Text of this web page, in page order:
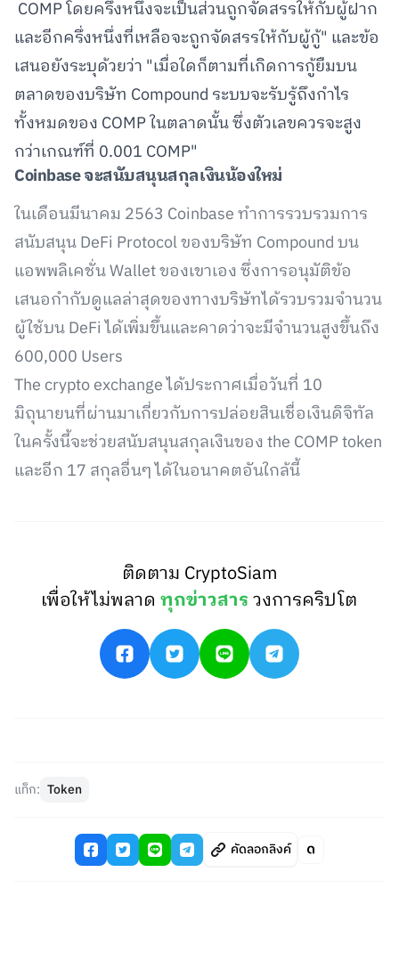
COMP โดยครึ่งหนึ่งจะเป็นส่วนถูกจัดสรรให้กับผู้ฝาก
และอีกครึ่งหนึ่งที่เหลือจะถูกจัดสรรให้กับผู้กู้" และข้อ
เสนอยังระบุด้วยว่า "เมื่อใดก็ตามที่เกิดการกู้ยืมบน
ตลาดของบริษัท Compound ระบบจะรับรู้ถึงกำไร
ทั้งหมดของ COMP ในตลาดนั้น ซึ่งตัวเลขควรจะสูง
กว่าเกณฑ์ที่ 0.001 COMP"
Coinbase จะสนับสนุนสกุลเงินน้องใหม่
ในเดือนมีนาคม 2563 Coinbase ทำการรวบรวมการ
สนับสนุน DeFi Protocol ของบริษัท Compound บน
แอพพลิเคชั่น Wallet ของเขาเอง ซึ่งการอนุมัติข้อ
เสนอกำกับดูแลล่าสุดของทางบริษัทได้รวบรวมจำนวน
ผู้ใช้บน DeFi ได้เพิ่มขึ้นและคาดว่าจะมีจำนวนสูงขึ้นถึง
600,000 Users
The crypto exchange ได้ประกาศเมื่อวันที่ 10
มิถุนายนที่ผ่านมาเกี่ยวกับการปล่อยสินเชื่อเงินดิจิทัล
ในครั้งนี้จะช่วยสนับสนุนสกุลเงินของ the COMP token
และอีก 17 สกุลอื่นๆ ได้ในอนาคตอันใกล้นี้
ติดตาม CryptoSiam
เพื่อให้ไม่พลาดทุกข่าวสารวงการคริปโต
แท็ก: Token
คัดลอกลิงค์